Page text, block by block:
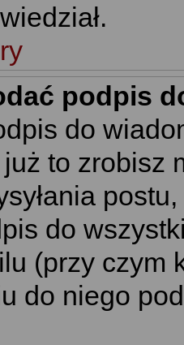
podpis
do
to zrobisz
do
(przy czym
do niego